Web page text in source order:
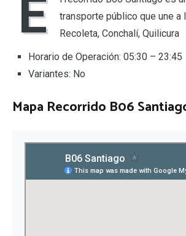
E
transporte público que une a
Recoleta, Conchalí, Quilicura
Horario de Operación: 05:30 – 23:45
Variantes: No
Mapa Recorrido B06